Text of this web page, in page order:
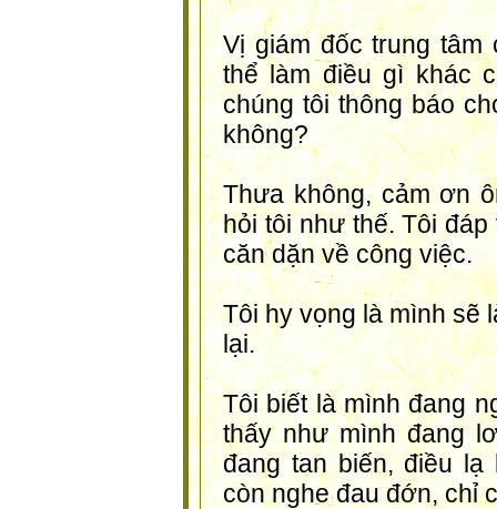
Vị giám đốc trung tâm
thể làm điều gì khác
chúng tôi thông báo
không?
Thưa không, cảm ơn
hỏi tôi như thế. Tôi
căn dặn về công việc.
Tôi hy vọng là mình sẽ
lại.
Tôi biết là mình đang
thấy như mình đang
đang tan biến, điều
còn nghe đau đớn, chỉ